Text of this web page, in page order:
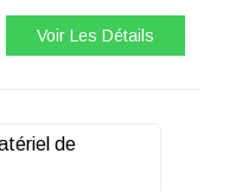
Voir Les Détails